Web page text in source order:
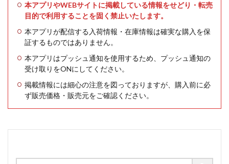
本アプリやWEBサイトに掲載している情報をせどり・転売
目的で利用することを固く禁止いたします。
本アプリが配信する入荷情報・在庫情報は確実な購入を保
証するものではありません。
本アプリはプッシュ通知を使用するため、プッシュ通知の
受け取りをONにしてください。
掲載情報には細心の注意を図っておりますが、購入前に必
ず販売価格・販売元をご確認ください。